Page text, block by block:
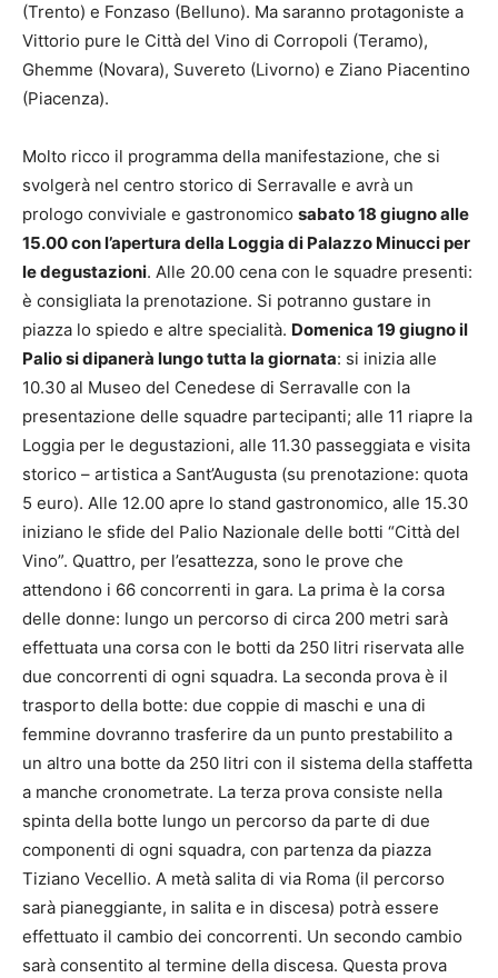
(Trento) e Fonzaso (Belluno). Ma saranno protagoniste a
Vittorio pure le Città del Vino di Corropoli (Teramo),
Ghemme (Novara), Suvereto (Livorno) e Ziano Piacentino
(Piacenza).
Molto ricco il programma della manifestazione, che si
svolgerà nel centro storico di Serravalle e avrà un
prologo conviviale e gastronomico sabato 18 giugno alle
15.00 con l’apertura della Loggia di Palazzo Minucci per
le degustazioni. Alle 20.00 cena con le squadre presenti:
è consigliata la prenotazione. Si potranno gustare in
piazza lo spiedo e altre specialità. Domenica 19 giugno il
Palio si dipanerà lungo tutta la giornata: si inizia alle
10.30 al Museo del Cenedese di Serravalle con la
presentazione delle squadre partecipanti; alle 11 riapre la
Loggia per le degustazioni, alle 11.30 passeggiata e visita
storico – artistica a Sant’Augusta (su prenotazione: quota
5 euro). Alle 12.00 apre lo stand gastronomico, alle 15.30
iniziano le sfide del Palio Nazionale delle botti “Città del
Vino”. Quattro, per l’esattezza, sono le prove che
attendono i 66 concorrenti in gara. La prima è la corsa
delle donne: lungo un percorso di circa 200 metri sarà
effettuata una corsa con le botti da 250 litri riservata alle
due concorrenti di ogni squadra. La seconda prova è il
trasporto della botte: due coppie di maschi e una di
femmine dovranno trasferire da un punto prestabilito a
un altro una botte da 250 litri con il sistema della staffetta
a manche cronometrate. La terza prova consiste nella
spinta della botte lungo un percorso da parte di due
componenti di ogni squadra, con partenza da piazza
Tiziano Vecellio. A metà salita di via Roma (il percorso
sarà pianeggiante, in salita e in discesa) potrà essere
effettuato il cambio dei concorrenti. Un secondo cambio
sarà consentito al termine della discesa. Questa prova